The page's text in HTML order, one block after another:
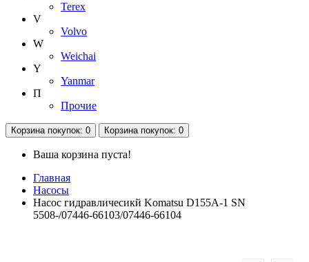
Terex
V
Volvo
W
Weichai
Y
Yanmar
П
Прочие
Корзинапокупок: 0 Корзинапокупок: 0
Ваша корзина пуста!
Главная
Насосы
Насос гидравличесикй Komatsu D155A-1 SN
5508-/07446-66103/07446-66104